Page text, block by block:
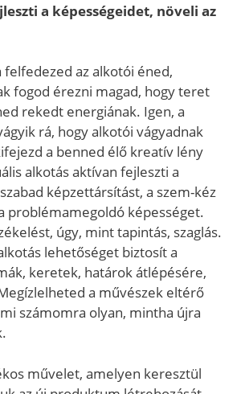
a képességeidet, növeli az
felfedezed az alkotói éned,
fogod érezni magad, hogy teret
rekedt energiának. Igen, a
rá, hogy alkotói vágyadnak
a benned élő kreatív lény
alkotás aktívan fejleszti a
képzettársítást, a szem-kéz
problémamegoldó képességet.
úgy, mint tapintás, szaglás.
lehetőséget biztosít a
keretek, határok átlépésére,
a művészek eltérő
számomra olyan, mintha újra
művelet, amelyen keresztül